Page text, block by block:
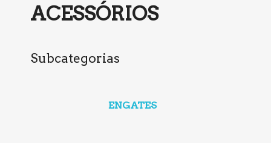
ACESSÓRIOS
Subcategorias
ENGATES